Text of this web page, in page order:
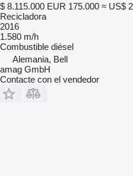
$ 8.115.000 EUR 175.000 ≈ US$
Recicladora
2016
1.580 m/h
Combustible diésel
Alemania, Bell
amag GmbH
Contacte con el vendedor